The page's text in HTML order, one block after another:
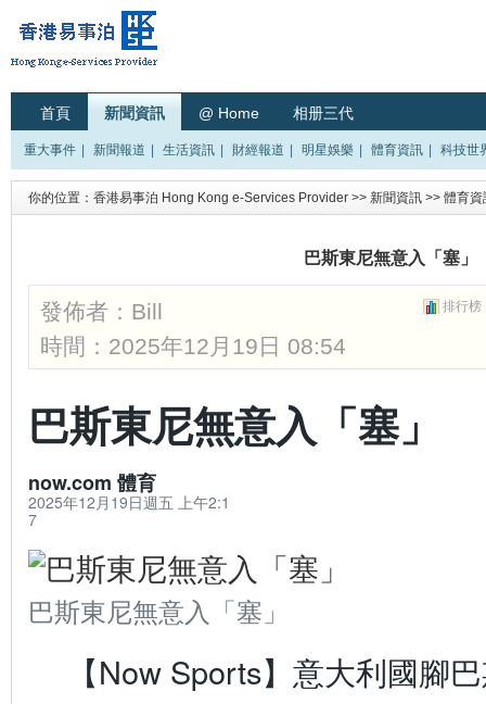
首頁 新聞資訊 @ Home 相册三代
重大事件 新聞報道 生活資訊 財經報道 明星娛樂 體育資訊 科技世
你的位置： 香港易事泊 Hong Kong e-Services Provider >> 新聞資訊 >> 體育資
巴斯東尼無意入「塞」
排行榜
發佈者： Bill
時間：2025年12月19日 08:54
巴斯東尼無意入「塞」
now.com 體育
2025年12月19日週五 上午2:1
7
巴斯東尼無意入「塞」
【Now Sports】意大利國腳